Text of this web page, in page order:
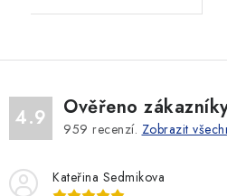
4.9 Ověřeno
959 recenzí. Zobrazit
Kateřina Sedmikova